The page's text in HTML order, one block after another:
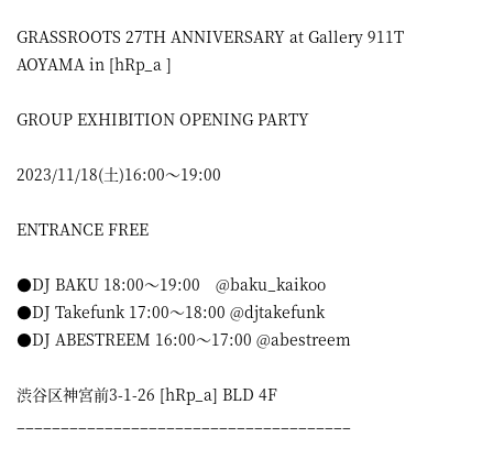
GRASSROOTS 27TH ANNIVERSARY at Gallery 911T
AOYAMA in [hRp_a ]
GROUP EXHIBITION OPENING PARTY
2023/11/18(土)16:00～19:00
ENTRANCE FREE
●DJ BAKU 18:00～19:00 @baku_kaikoo
●DJ Takefunk 17:00～18:00 @djtakefunk
●DJ ABESTREEM 16:00～17:00 @abestreem
渋谷区神宮前3-1-26 [hRp_a] BLD 4F